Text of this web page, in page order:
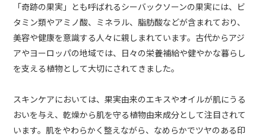
「奇跡の果実」とも呼ばれるシーバックソーンの果実には、ビ
タミン類やアミノ酸、ミネラル、脂肪酸などが含まれており、
美容や健康を意識する人々に親しまれています。古代からアジ
アやヨーロッパの地域では、日々の栄養補給や健やかな暮らし
を支える植物として大切にされてきました。
スキンケアにおいては、果実由来のエキスやオイルが肌にうる
おいを与え、乾燥から肌を守る植物由来成分として注目されて
います。肌をやわらかく整えながら、なめらかでツヤのある印